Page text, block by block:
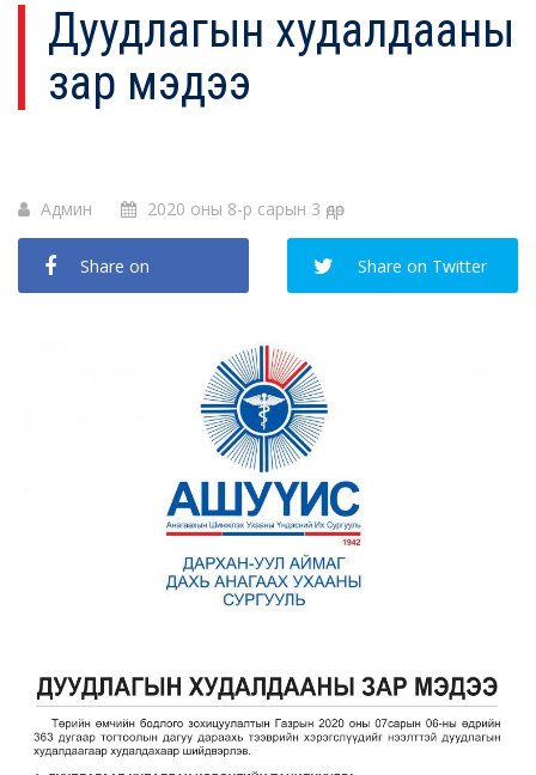
Дуудлагын худалдааны
зар мэдээ
Админ 2020 оны 8-р сарын 3 өдөр
Share on Share on Twitter